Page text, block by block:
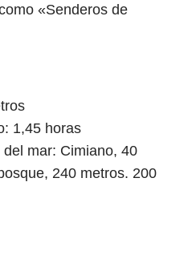
«Senderos de
1,45 horas
mar: Cimiano, 40
240 metros. 200